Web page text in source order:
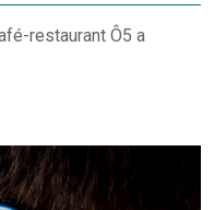
restaurant Ô5 a